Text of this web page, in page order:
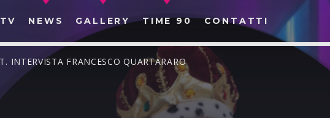
NEWS GALLERY TIME 90 CONTATTI
INTERVISTA FRANCESCO QUARTARARO